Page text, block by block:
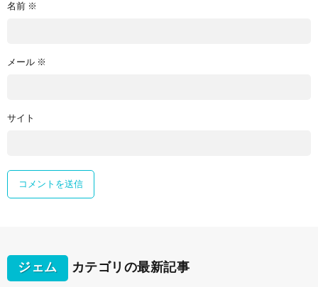
名前 ※
メール ※
サイト
ジェム カテゴリの最新記事